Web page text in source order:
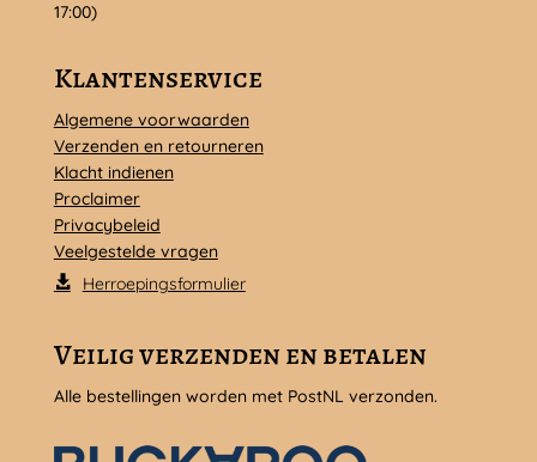
17:00)
Klantenservice
Algemene voorwaarden
Verzenden en retourneren
Klacht indienen
Proclaimer
Privacybeleid
Veelgestelde vragen
Herroepingsformulier
Veilig verzenden en betalen
Alle bestellingen worden met PostNL verzonden.